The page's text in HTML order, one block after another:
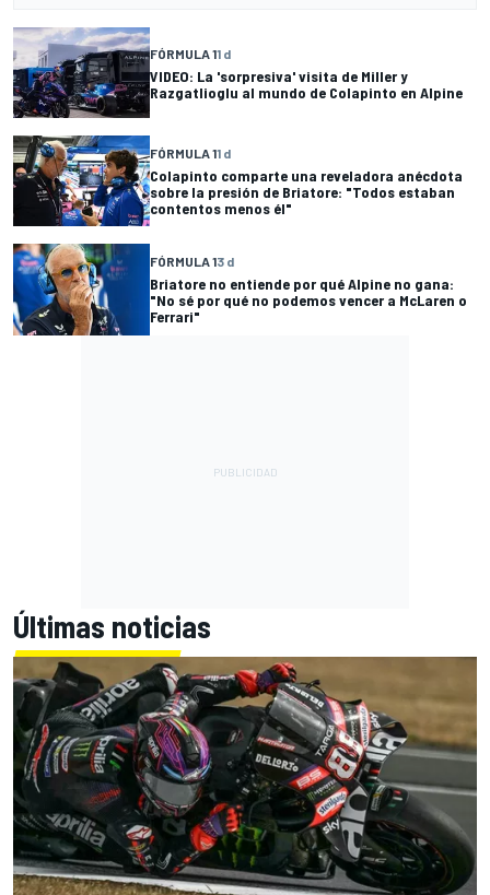
FÓRMULA 11 d
VIDEO: La 'sorpresiva' visita de Miller y
Razgatlioglu al mundo de Colapinto en Alpine
FÓRMULA 11 d
Colapinto comparte una reveladora anécdota
sobre la presión de Briatore: "Todos estaban
contentos menos él"
FÓRMULA 13 d
Briatore no entiende por qué Alpine no gana:
"No sé por qué no podemos vencer a McLaren o
Ferrari"
Últimas noticias